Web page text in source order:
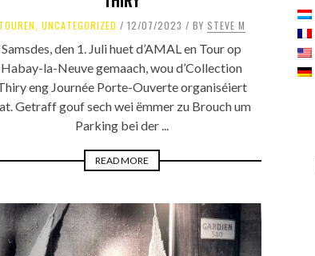
TOUREN UNCATEGORIZED 12/07/2023 BY STEVE M
Samsdes, den 1. Juli huet d’AMAL en Tour op
Habay-la-Neuve gemaach, wou d’Collection
eng Journée Porte-Ouverte organiséiert
Getraff gouf sech wei ëmmer zu Brouch um
Parking bei der ...
READ MORE